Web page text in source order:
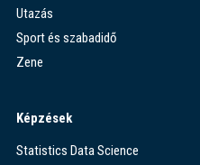
Utazás
Sport és szabadidő
Zene
Képzések
Statistics Data Science